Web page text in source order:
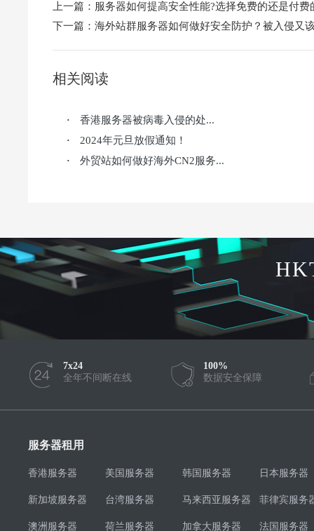
上一篇： 服务器如何提高安全性能?选择免费的还是付费
下一篇： 海外站群服务器如何做好安全防护？被入侵又
相关阅读
· 香港服务器被病毒入侵的处...
· 2024年元旦放假通知！
· 外贸站如何做好海外CN2服务...
7x24
全年不间断在线
100%
数据安全保障
服务器租用
香港服务器 美国服务器 韩国服务器 日本服务器
新加坡服务器 台湾服务器 马来西亚服务器 菲律宾服务
澳洲服务器 荷兰服务器 加拿大服务器 法国服务器